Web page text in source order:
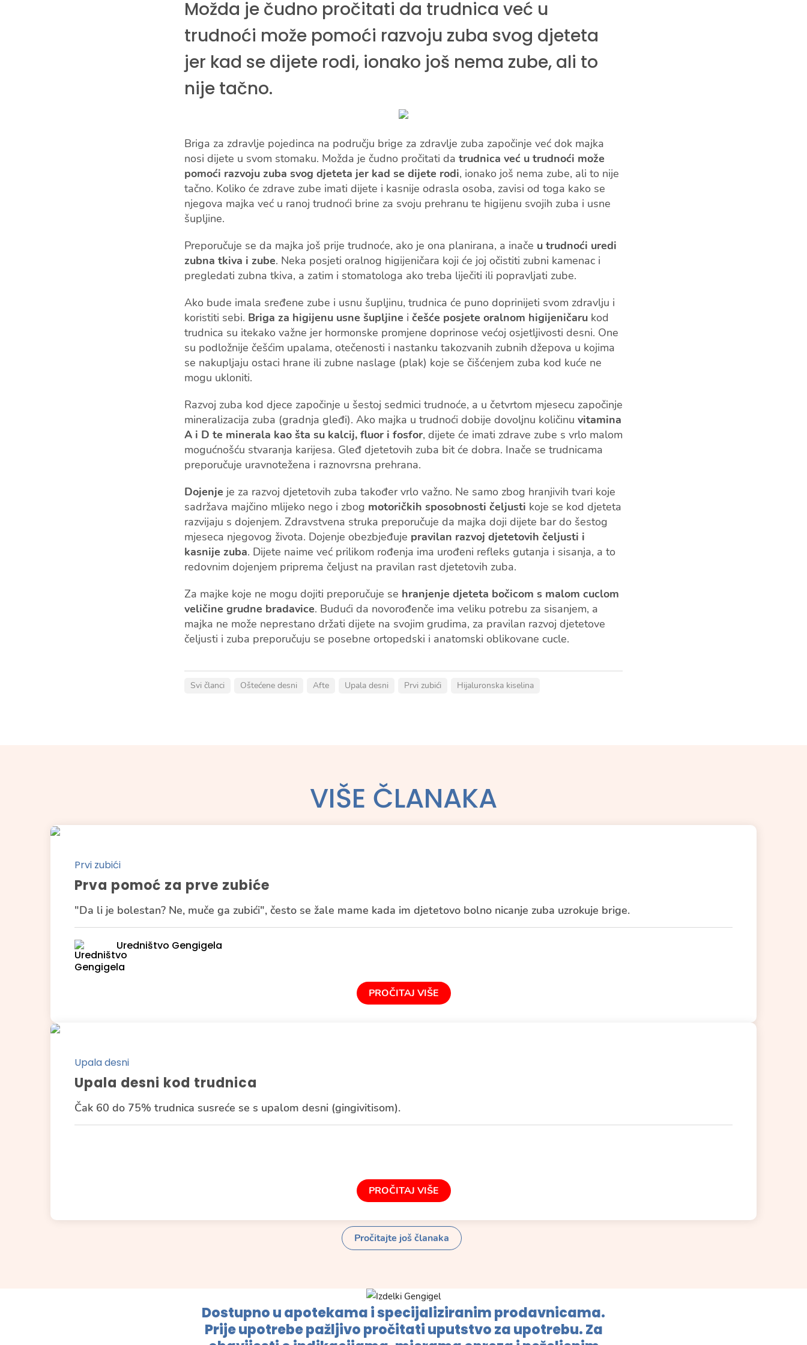
Možda je čudno pročitati da trudnica već u
trudnoći može pomoći razvoju zuba svog djeteta
jer kad se dijete rodi, ionako još nema zube, ali to
nije tačno.
Briga za zdravlje pojedinca na području brige za zdravlje zuba započinje već dok majka
nosi dijete u svom stomaku. Možda je čudno pročitati da trudnica već u trudnoći može
pomoći razvoju zuba svog djeteta jer kad se dijete rodi, ionako još nema zube, ali to nije
tačno. Koliko će zdrave zube imati dijete i kasnije odrasla osoba, zavisi od toga kako se
njegova majka već u ranoj trudnoći brine za svoju prehranu te higijenu svojih zuba i usne
šupljine.
Preporučuje se da majka još prije trudnoće, ako je ona planirana, a inače u trudnoći uredi
zubna tkiva i zube. Neka posjeti oralnog higijeničara koji će joj očistiti zubni kamenac i
pregledati zubna tkiva, a zatim i stomatologa ako treba liječiti ili popravljati zube.
Ako bude imala sređene zube i usnu šupljinu, trudnica će puno doprinijeti svom zdravlju i
koristiti sebi. Briga za higijenu usne šupljine i češće posjete oralnom higijeničaru kod
trudnica su itekako važne jer hormonske promjene doprinose većoj osjetljivosti desni. One
su podložnije češćim upalama, otečenosti i nastanku takozvanih zubnih džepova u kojima
se nakupljaju ostaci hrane ili zubne naslage (plak) koje se čišćenjem zuba kod kuće ne
mogu ukloniti.
Razvoj zuba kod djece započinje u šestoj sedmici trudnoće, a u četvrtom mjesecu započinje
mineralizacija zuba (gradnja gleđi). Ako majka u trudnoći dobije dovoljnu količinu vitamina
A i D te minerala kao šta su kalcij, fluor i fosfor, dijete će imati zdrave zube s vrlo malom
mogućnošću stvaranja karijesa. Gleđ djetetovih zuba bit će dobra. Inače se trudnicama
preporučuje uravnotežena i raznovrsna prehrana.
Dojenje je za razvoj djetetovih zuba također vrlo važno. Ne samo zbog hranjivih tvari koje
sadržava majčino mlijeko nego i zbog motoričkih sposobnosti čeljusti koje se kod djeteta
razvijaju s dojenjem. Zdravstvena struka preporučuje da majka doji dijete bar do šestog
mjeseca njegovog života. Dojenje obezbjeđuje pravilan razvoj djetetovih čeljusti i
kasnije zuba. Dijete naime već prilikom rođenja ima urođeni refleks gutanja i sisanja, a to
redovnim dojenjem priprema čeljust na pravilan rast djetetovih zuba.
Za majke koje ne mogu dojiti preporučuje se hranjenje djeteta bočicom s malom cuclom
veličine grudne bradavice. Budući da novorođenče ima veliku potrebu za sisanjem, a
majka ne može neprestano držati dijete na svojim grudima, za pravilan razvoj djetetove
čeljusti i zuba preporučuju se posebne ortopedski i anatomski oblikovane cucle.
Svi članci Oštećene desni Afte Upala desni Prvi zubići Hijaluronska kiselina
VIŠE ČLANAKA
Prvi zubići
Prva pomoć za prve zubiće
"Da li je bolestan? Ne, muče ga zubići", često se žale mame kada im djetetovo bolno nicanje zuba uzrokuje brige.
Uredništvo Gengigela
PROČITAJ VIŠE
Upala desni
Upala desni kod trudnica
Čak 60 do 75% trudnica susreće se s upalom desni (gingivitisom).
PROČITAJ VIŠE
Pročitajte još članaka
Dostupno u apotekama i specijaliziranim prodavnicama.
Prije upotrebe pažljivo pročitati uputstvo za upotrebu. Za